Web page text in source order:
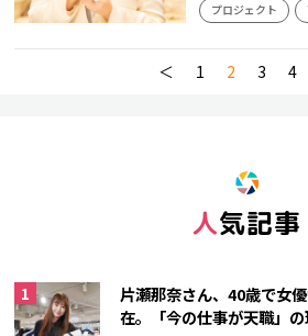
プロジェクト
＜ 1 2 3 4
人気記事
片瀬那奈さん、40歳で女
在。「今の仕事が天職」の